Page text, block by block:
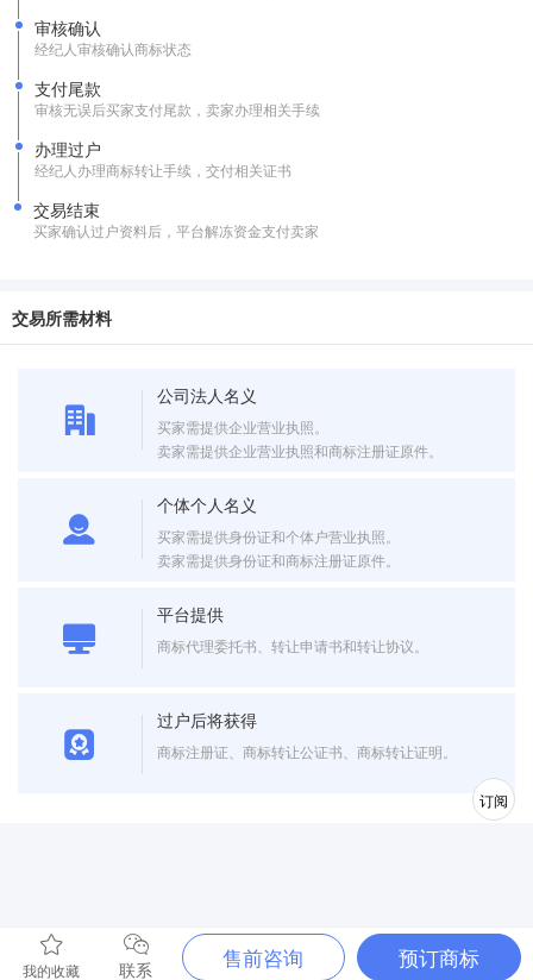
审核确认
经纪人审核确认商标状态
支付尾款
审核无误后买家支付尾款，卖家办理相关手续
办理过户
经纪人办理商标转让手续，交付相关证书
交易结束
买家确认过户资料后，平台解冻资金支付卖家
交易所需材料
公司法人名义
买家需提供企业营业执照。
卖家需提供企业营业执照和商标注册证原件。
个体个人名义
买家需提供身份证和个体户营业执照。
卖家需提供身份证和商标注册证原件。
平台提供
商标代理委托书、转让申请书和转让协议。
过户后将获得
商标注册证、商标转让公证书、商标转让证明。
我的收藏 联系 售前咨询 预订商标
订阅